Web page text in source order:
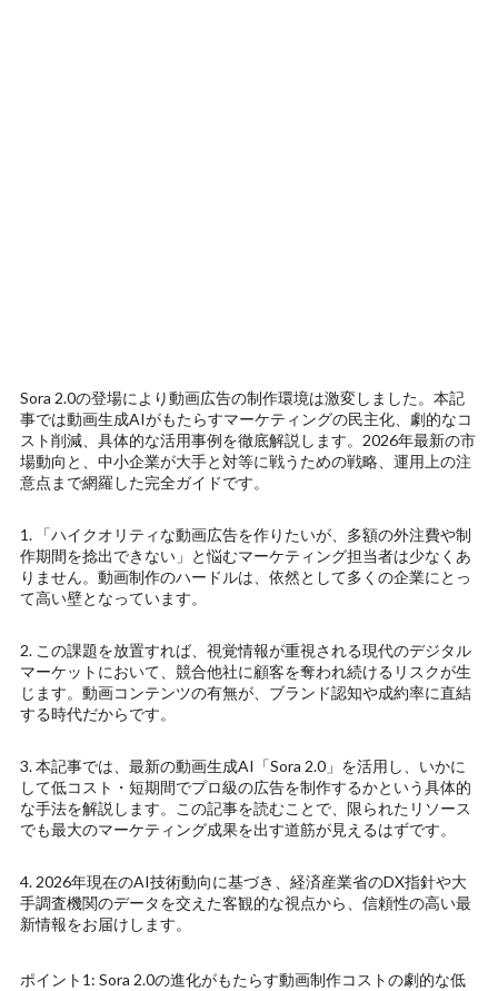
Sora 2.0の登場により動画広告の制作環境は激変しました。本記
事では動画生成AIがもたらすマーケティングの民主化、劇的なコ
スト削減、具体的な活用事例を徹底解説します。2026年最新の市
場動向と、中小企業が大手と対等に戦うための戦略、運用上の注
意点まで網羅した完全ガイドです。
1. 「ハイクオリティな動画広告を作りたいが、多額の外注費や制
作期間を捻出できない」と悩むマーケティング担当者は少なくあ
りません。動画制作のハードルは、依然として多くの企業にとっ
て高い壁となっています。
2. この課題を放置すれば、視覚情報が重視される現代のデジタル
マーケットにおいて、競合他社に顧客を奪われ続けるリスクが生
じます。動画コンテンツの有無が、ブランド認知や成約率に直結
する時代だからです。
3. 本記事では、最新の動画生成AI「Sora 2.0」を活用し、いかに
して低コスト・短期間でプロ級の広告を制作するかという具体的
な手法を解説します。この記事を読むことで、限られたリソース
でも最大のマーケティング成果を出す道筋が見えるはずです。
4. 2026年現在のAI技術動向に基づき、経済産業省のDX指針や大
手調査機関のデータを交えた客観的な視点から、信頼性の高い最
新情報をお届けします。
ポイント1: Sora 2.0の進化がもたらす動画制作コストの劇的な低